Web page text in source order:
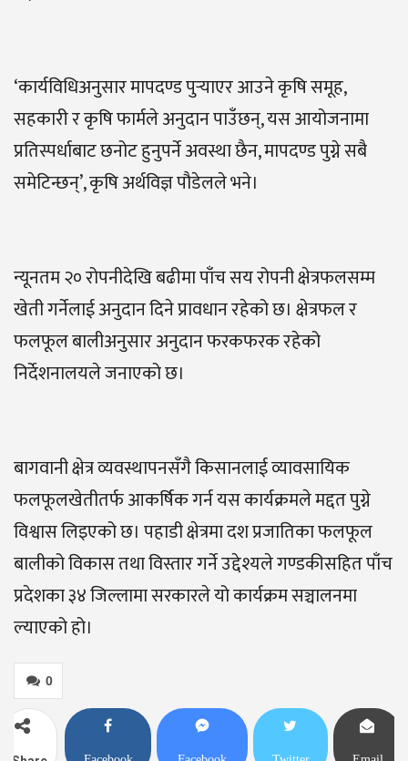
‘कार्यविधिअनुसार मापदण्ड पुर्‍याएर आउने कृषि समूह,
सहकारी र कृषि फार्मले अनुदान पाउँछन्, यस आयोजनामा
प्रतिस्पर्धाबाट छनोट हुनुपर्ने अवस्था छैन, मापदण्ड पुग्ने सबै
समेटिन्छन्’, कृषि अर्थविज्ञ पौडेलले भने।
न्यूनतम २० रोपनीदेखि बढीमा पाँच सय रोपनी क्षेत्रफलसम्म
खेती गर्नेलाई अनुदान दिने प्रावधान रहेको छ। क्षेत्रफल र
फलफूल बालीअनुसार अनुदान फरकफरक रहेको
निर्देशनालयले जनाएको छ।
बागवानी क्षेत्र व्यवस्थापनसँगै किसानलाई व्यावसायिक
फलफूलखेतीतर्फ आकर्षिक गर्न यस कार्यक्रमले मद्दत पुग्ने
विश्वास लिइएको छ। पहाडी क्षेत्रमा दश प्रजातिका फलफूल
बालीको विकास तथा विस्तार गर्ने उद्देश्यले गण्डकीसहित पाँच
प्रदेशका ३४ जिल्लामा सरकारले यो कार्यक्रम सञ्चालनमा
ल्याएको हो।
0